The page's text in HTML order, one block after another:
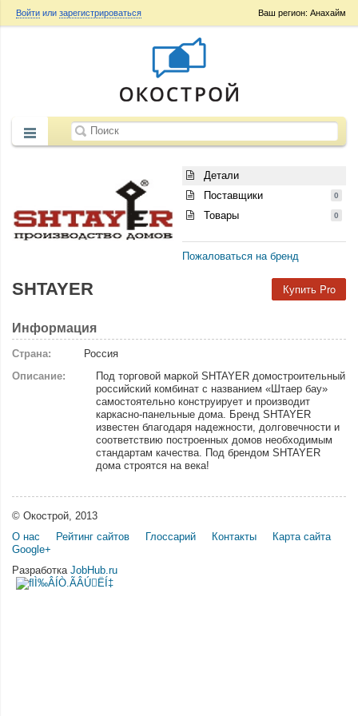
Ваш регион: Анахайм
Войти или зарегистрироваться
Детали
Поставщики
0
Товары 0
Пожаловаться на бренд
Купить Pro
SHTAYER
Информация
Страна:
Россия
Описание:
Под торговой маркой SHTAYER домостроительный
российский комбинат с названием «Штаер бау»
самостоятельно конструирует и производит
каркасно-панельные дома. Бренд SHTAYER
известен благодаря надежности, долговечности и
соответствию построенных домов необходимым
стандартам качества. Под брендом SHTAYER
дома строятся на века!
© Окострой, 2013
О нас
Рейтинг сайтов Глоссарий Контакты
Карта сайта
Google+
Разработка JobHub.ru